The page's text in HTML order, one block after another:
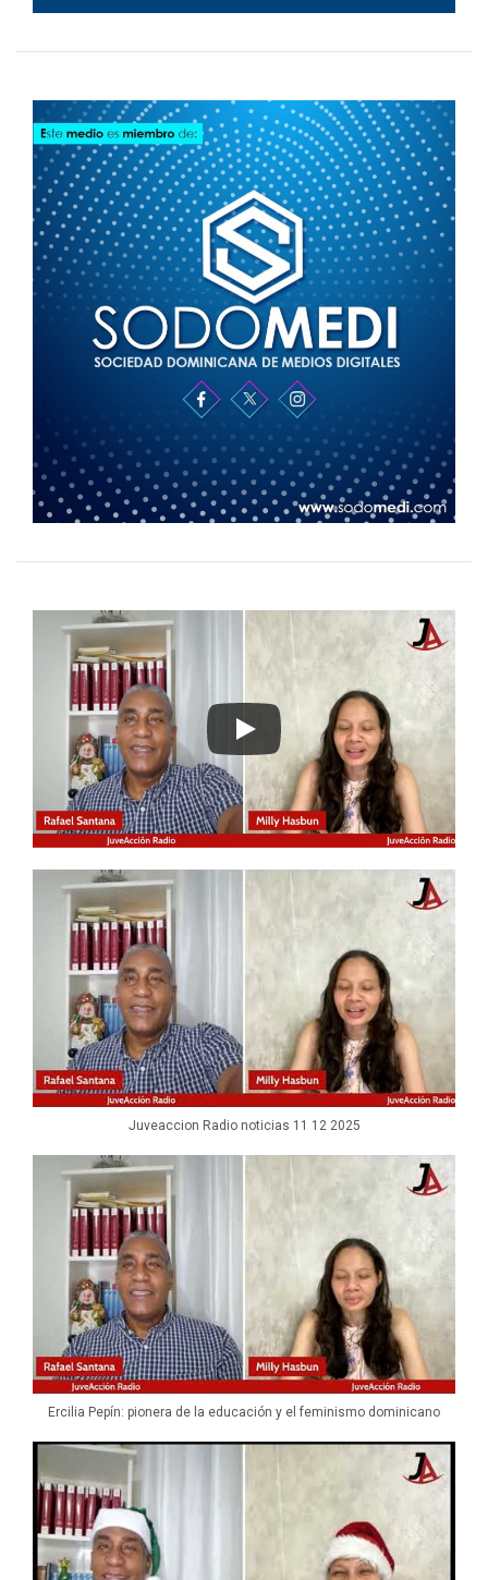
Juveaccion Radio noticias 11 12 2025
Ercilia Pepín: pionera de la educación y el feminismo dominicano